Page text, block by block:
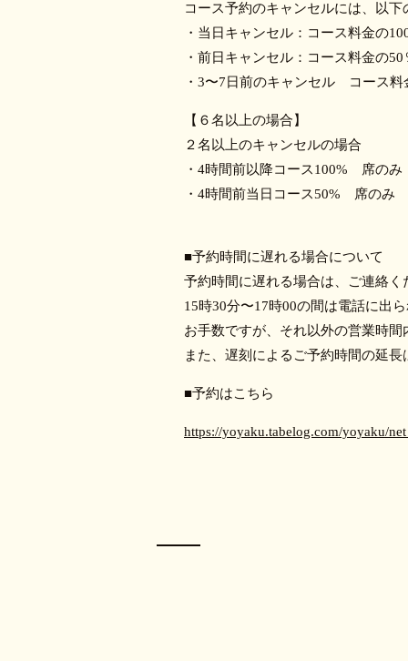
コース予約のキャンセルには、以下
・当日キャンセル：コース料金の
・前日キャンセル：コース料金の50
・3〜7日前のキャンセル コース料
【６名以上の場合】
２名以上のキャンセルの場合
・4時間前以降コース100% 席の
・4時間前当日コース50% 席のみ
■予約時間に遅れる場合について
予約時間に遅れる場合は、ご連絡く
15時30分〜17時00の間は電話に出ら
お手数ですが、それ以外の営業時間
また、遅刻によるご予約時間の延
■予約はこちら
https://yoyaku.tabelog.com/yoyaku/